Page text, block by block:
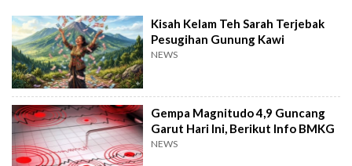
Kisah Kelam Teh Sarah Terjebak
Pesugihan Gunung Kawi
NEWS
Gempa Magnitudo 4,9 Guncang
Garut Hari Ini, Berikut Info BMKG
NEWS